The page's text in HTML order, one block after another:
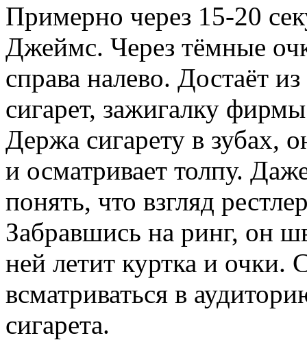
Примерно через 15-20
Джеймс. Через тёмные
справа налево. Достаёт
сигарет, зажигалку
Держа сигарету в зубах,
и осматривает толпу.
понять, что взгляд
Забравшись на ринг, он
ней летит куртка и очки.
всматриваться в
сигарета.